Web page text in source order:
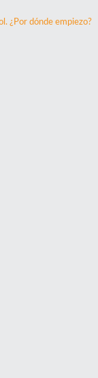
¿Por dónde empiezo?